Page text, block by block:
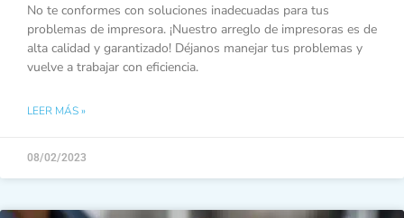
No te conformes con soluciones inadecuadas para tus
problemas de impresora. ¡Nuestro arreglo de impresoras es de
alta calidad y garantizado! Déjanos manejar tus problemas y
vuelve a trabajar con eficiencia.
LEER MÁS »
08/02/2023